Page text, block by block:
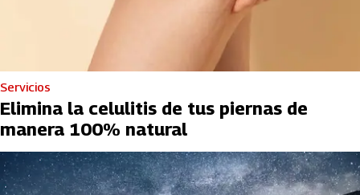
Servicios
Elimina la celulitis de tus piernas de
manera 100% natural